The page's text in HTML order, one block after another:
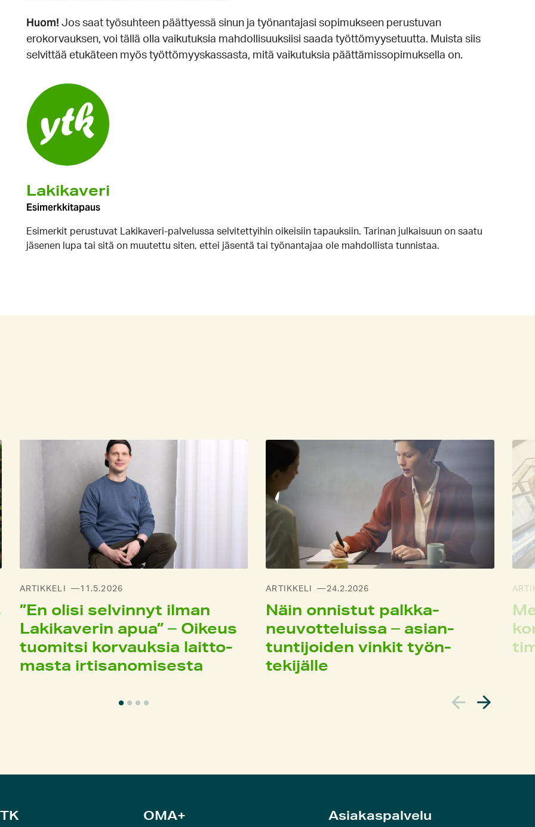
Huom! Jos saat työsuhteen päättyessä sinun ja työnantajasi sopimukseen perustuvan
erokorvauksen, voi tällä olla vaikutuksia mahdollisuuksiisi saada työttömyysetuutta. Muista siis
selvittää etukäteen myös työttömyyskassasta, mitä vaikutuksia päättämissopimuksella on.
Lakikaveri
Esimerkkitapaus
Esimerkit perustuvat Lakikaveri-palvelussa selvitettyihin oikeisiin tapauksiin. Tarinan julkaisuun on saatu
jäsenen lupa tai sitä on muutettu siten, ettei jäsentä tai työnantajaa ole mahdollista tunnistaa.
ARTIKKELI 11.5.2026
”En olisi selvin­nyt ilman
Laki­kaverin apua” – Oikeus
tuo­mitsi korvauksia laitto­
masta irti­sanomi­sesta
ARTIKKELI 24.2.2026
Näin onnistut palkka­
neuvotteluissa – asian­
tuntijoiden vinkit työn­
tekijälle
OMA+ Asiakaspalvelu